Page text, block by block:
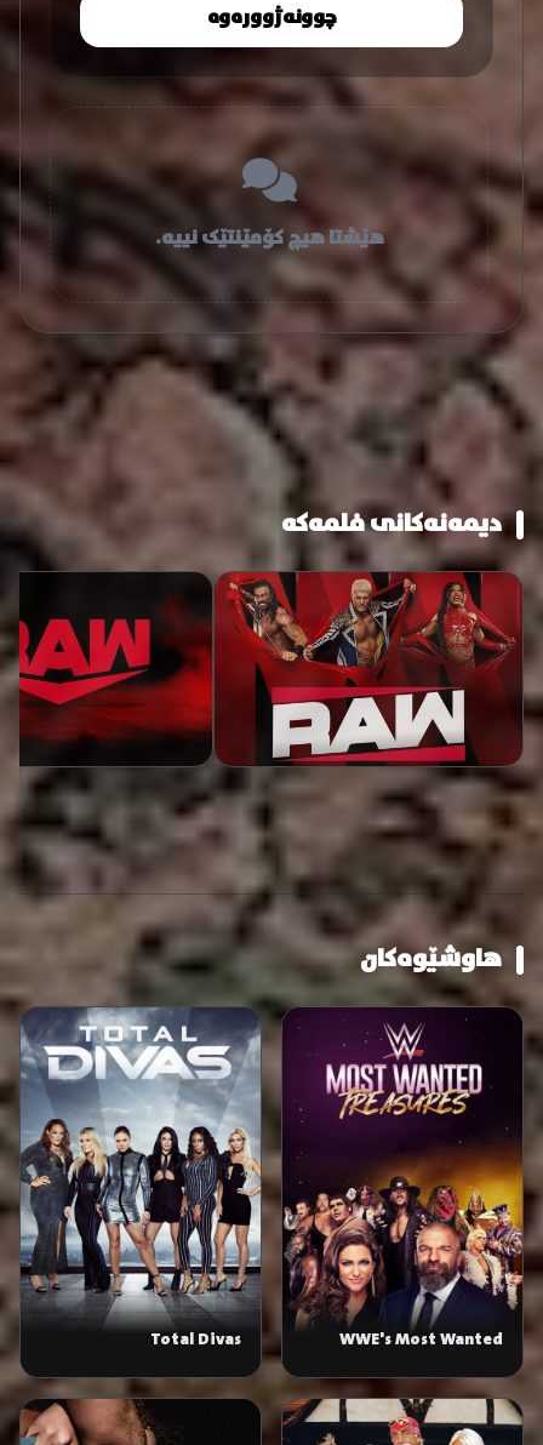
چوونەژوورەوە
هێشتا هیچ کۆمێنتێک نییە.
دیمەنەکانی فلمەکە
هاوشێوەکان
WWE's Most Wanted
Total Divas